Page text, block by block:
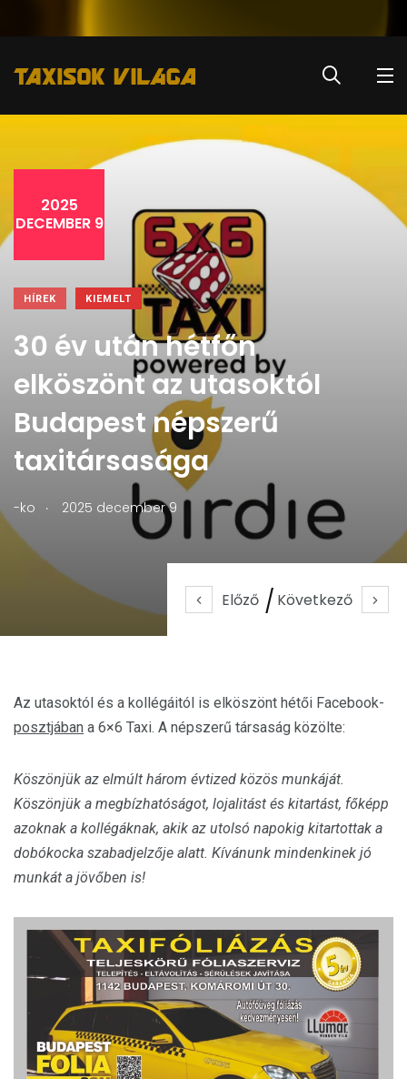
Előző Következő
2025
DECEMBER 9
HÍREK KIEMELT
30 év után hétfőn
elköszönt az utasoktól
Budapest népszerű
taxitársasága
-ko . 2025 december 9
Az utasoktól és a kollégáitól is elköszönt hétői Facebook-
posztjában a 6×6 Taxi. A népszerű társaság közölte:
Köszönjük az elmúlt három évtized közös munkáját.
Köszönjük a megbízhatóságot, lojalitást és kitartást, főképp
azoknak a kollégáknak, akik az utolsó napokig kitartottak a
dobókocka szabadjelzője alatt. Kívánunk mindenkinek jó
munkát a jövőben is!